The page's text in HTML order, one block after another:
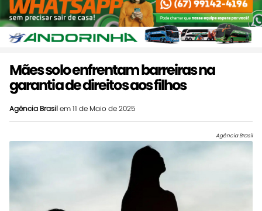
Mães solo enfrentam barreiras na
garantia de direitos aos filhos
Agência Brasilem 11 de Maio de 2025
Agência Brasil